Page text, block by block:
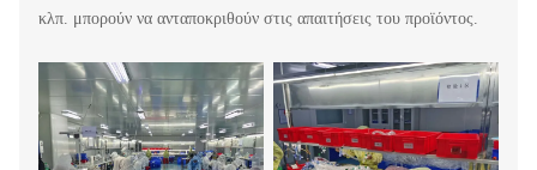
κλπ. μπορούν να ανταποκριθούν στις απαιτήσεις του προϊόντος.